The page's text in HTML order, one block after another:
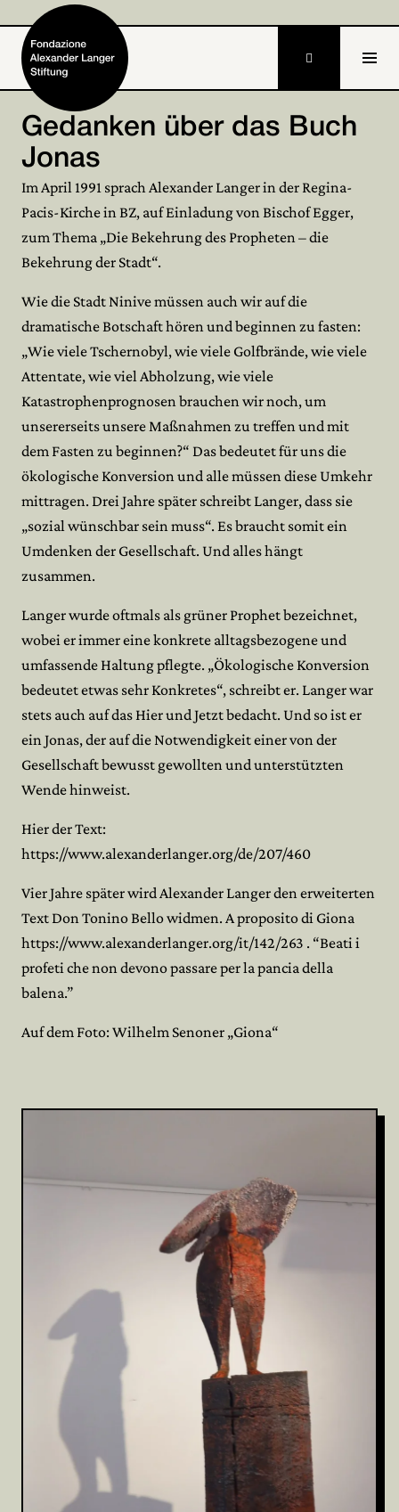
Home
Fondazione
Attività e progetti
Archivio
Partecipa

Gedanken über das Buch
Jonas
Im April 1991 sprach Alexander Langer in der Regina-
Pacis-Kirche in BZ, auf Einladung von Bischof Egger,
zum Thema „Die Bekehrung des Propheten – die
Bekehrung der Stadt“.
Wie die Stadt Ninive müssen auch wir auf die
dramatische Botschaft hören und beginnen zu fasten:
„Wie viele Tschernobyl, wie viele Golfbrände, wie viele
Attentate, wie viel Abholzung, wie viele
Katastrophenprognosen brauchen wir noch, um
unsererseits unsere Maßnahmen zu treffen und mit
dem Fasten zu beginnen?“ Das bedeutet für uns die
ökologische Konversion und alle müssen diese Umkehr
mittragen. Drei Jahre später schreibt Langer, dass sie
„sozial wünschbar sein muss“. Es braucht somit ein
Umdenken der Gesellschaft. Und alles hängt
zusammen.
Langer wurde oftmals als grüner Prophet bezeichnet,
wobei er immer eine konkrete alltagsbezogene und
umfassende Haltung pflegte. „Ökologische Konversion
bedeutet etwas sehr Konkretes“, schreibt er. Langer war
stets auch auf das Hier und Jetzt bedacht. Und so ist er
ein Jonas, der auf die Notwendigkeit einer von der
Gesellschaft bewusst gewollten und unterstützten
Wende hinweist.
Hier der Text:
https://www.alexanderlanger.org/de/207/460
Vier Jahre später wird Alexander Langer den erweiterten
Text Don Tonino Bello widmen. A proposito di Giona
https://www.alexanderlanger.org/it/142/263 . “Beati i
profeti che non devono passare per la pancia della
balena.”
Auf dem Foto: Wilhelm Senoner „Giona“